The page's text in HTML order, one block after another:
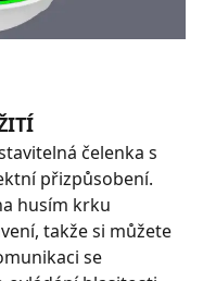
čelenka s
přizpůsobení.
husím krku
takže si můžete
se